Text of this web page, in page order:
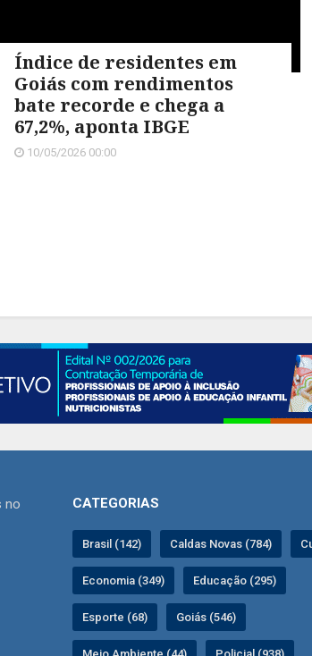
Índice de residentes em
Goiás com rendimentos
bate recorde e chega a
67,2%, aponta IBGE
10/05/2026 00:00
no
CATEGORIAS
Brasil (142) Caldas Novas (784)
Economia (349) Educação (295)
Esporte (68) Goiás (546)